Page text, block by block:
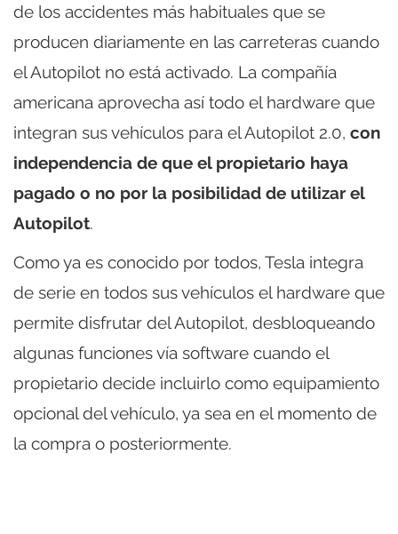
de los accidentes más habituales que se
producen diariamente en las carreteras cuando
el Autopilot no está activado. La compañía
americana aprovecha así todo el hardware que
integran sus vehículos para el Autopilot 2.0, con
independencia de que el propietario haya
pagado o no por la posibilidad de utilizar el
Autopilot.
Como ya es conocido por todos, Tesla integra
de serie en todos sus vehículos el hardware que
permite disfrutar del Autopilot, desbloqueando
algunas funciones vía software cuando el
propietario decide incluirlo como equipamiento
opcional del vehículo, ya sea en el momento de
la compra o posteriormente.